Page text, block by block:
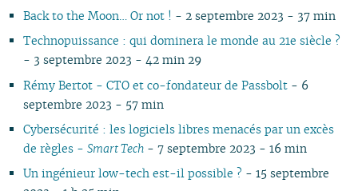
04
03
02
08
07
06
04
03
02
01
08
07
06
04
03
02
01
09
08
07
05
04
03
02
01
09
08
07
05
03
02
01
09
08
05
03
02
01
09
08
05
03
02
01
09
08
05
03
02
01
09
08
03
01
10
09
08
06
05
04
03
02
10
09
08
06
04
03
02
09
08
04
09
08
07
04
03
01
10
09
08
06
04
03
10
09
06
04
03
02
10
06
Back to the Moon… Or not ! - 2 septembre 2023 - 37 min
Technopuissance : qui dominera le monde au 21e siècle ?
- 3 septembre 2023 - 42 min 29
Rémy Bertot - CTO et co-fondateur de Passbolt - 6
septembre 2023 - 57 min
Cybersécurité : les logiciels libres menacés par un excès
de règles - Smart Tech- 7 septembre 2023 - 16 min
Un ingénieur low-tech est-il possible ? - 15 septembre